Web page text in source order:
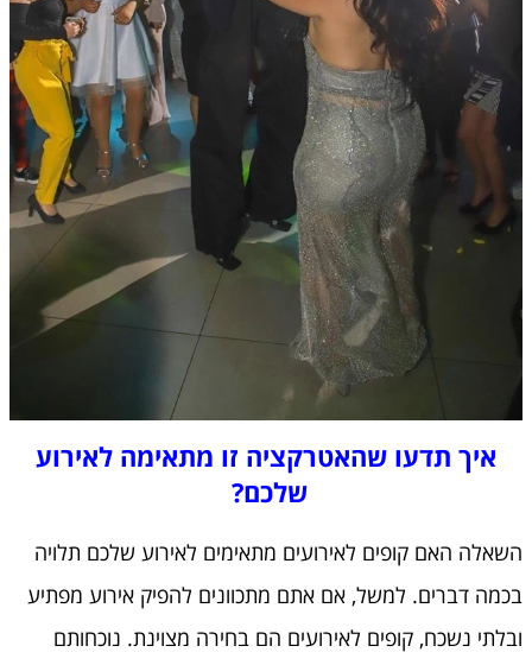
איך תדעו שהאטרקציה זו מתאימה לאירוע
שלכם?
השאלה האם קופים לאירועים מתאימים לאירוע שלכם תלויה
בכמה דברים. למשל, אם אתם מתכוונים להפיק אירוע מפתיע
ובלתי נשכח, קופים לאירועים הם בחירה מצוינת. נוכחותם